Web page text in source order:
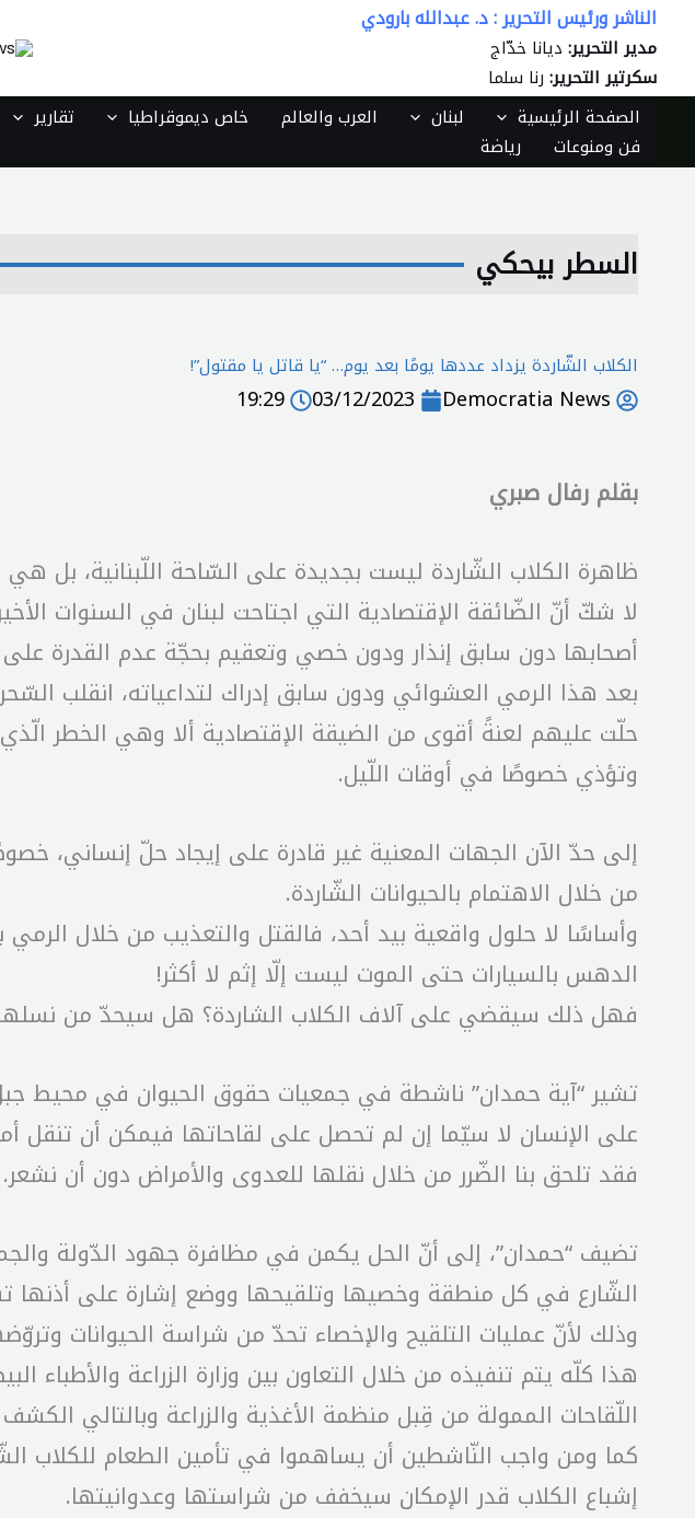
تخطي
المحتوى
الناشر ورئيس التحرير : د. عبدالله بارودي
مدير التحرير: ديانا خدّاج
سكرتير التحرير: رنا سلما
الصفحة الرئيسية لبنان العرب والعالم خاص ديموقراطيا تقارير
فن ومنوعات
رياضة
السطر بيحكي
الكلاب الشّاردة يزداد عددها يومًا بعد يوم… “يا قاتل يا مقتول”!
Democratia News
03/12/2023
19:29
بقلم رفال صبري
ظاهرة الكلاب الشّاردة ليست بجديدة على السّاحة اللّبنانية، بل
لا شكّ أنّ الضّائقة الإقتصادية التي اجتاحت لبنان في السنوات
أصحابها دون سابق إنذار ودون خصي وتعقيم بحجّة عدم القدرة على
بعد هذا الرمي العشوائي ودون سابق إدراك لتداعياته، انقلب
حلّت عليهم لعنةً أقوى من الضيقة الإقتصادية ألا وهي الخطر
وتؤذي خصوصًا في أوقات اللّيل.
من خلال الاهتمام بالحيوانات الشّاردة.
وأساسًا لا حلول واقعية بيد أحد، فالقتل والتعذيب من خلال
الدهس بالسيارات حتى الموت ليست إلّا إثم لا أكثر!
فهل ذلك سيقضي على آلاف الكلاب الشاردة؟ هل سيحدّ من
تشير “آية حمدان” ناشطة في جمعيات حقوق الحيوان في محيط جبل
على الإنسان لا سيّما إن لم تحصل على لقاحاتها فيمكن أن تنقل
فقد تلحق بنا الضّرر من خلال نقلها للعدوى والأمراض دون أن نشعر.
الشّارع في كل منطقة وخصيها وتلقيحها ووضع إشارة على أذنها
وذلك لأنّ عمليات التلقيح والإخصاء تحدّ من شراسة الحيوانات
هذا كلّه يتم تنفيذه من خلال التعاون بين وزارة الزراعة
اللّقاحات الممولة من قِبل منظمة الأغذية والزراعة وبالتالي
كما ومن واجب النّاشطين أن يساهموا في تأمين الطعام للكلاب
إشباع الكلاب قدر الإمكان سيخفف من شراستها وعدوانيتها.